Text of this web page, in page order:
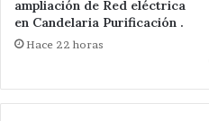
ampliación de Red eléctrica
en Candelaria Purificación .
Hace 22 horas